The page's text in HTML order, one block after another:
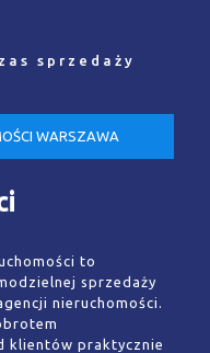
sprzedaży
WARSZAWA
to
sprzedaży
nieruchomości.
klientów praktycznie